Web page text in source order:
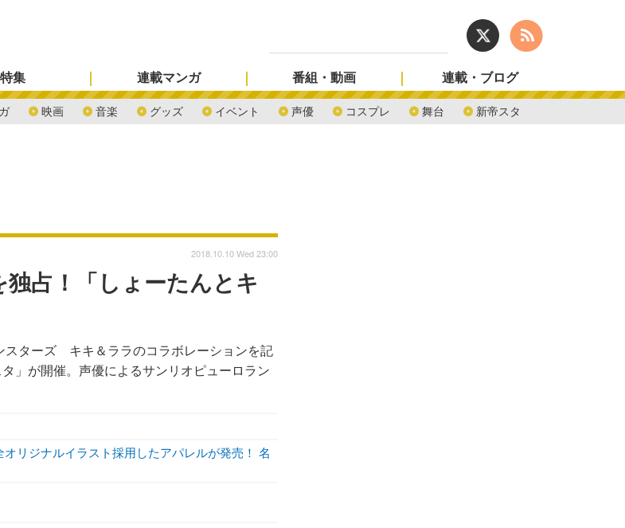
映画 音楽 グッズ イベント 声優 コスプレ 舞台 新帝スタ
特集 連載マンガ 番組・動画 連載・ブログ
占！「しょーたんとキ
スターズ キキ＆ララのコラボレーションを記
」が開催。声優によるサンリオピューロラン
2018.10.10 Wed 23:00
リジナルイラスト採用したアパレルが発売！ 名